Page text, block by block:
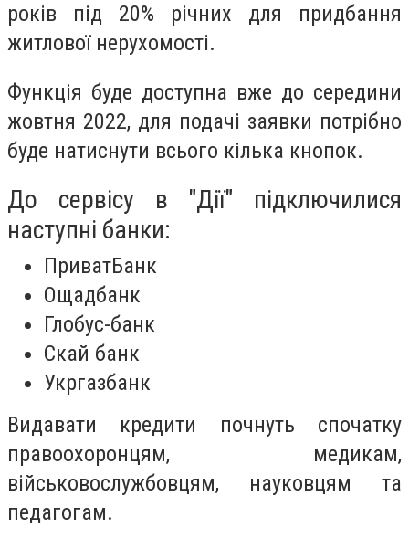
років під 20% річних для придбання
житлової нерухомості.
Функція буде доступна вже до середини
жовтня 2022, для подачі заявки потрібно
буде натиснути всього кілька кнопок.
До сервісу в "Дії" підключилися
наступні банки:
ПриватБанк
Ощадбанк
Глобус-банк
Скай банк
Укргазбанк
Видавати кредити почнуть спочатку
правоохоронцям, медикам,
військовослужбовцям, науковцям та
педагогам.